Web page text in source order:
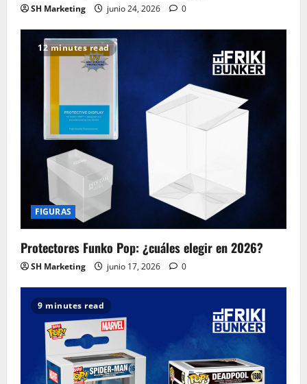
SH Marketing junio 24, 2026 0
12 minutes read
FIGURAS
Protectores Funko Pop: ¿cuáles elegir en 2026?
SH Marketing junio 17, 2026 0
9 minutes read